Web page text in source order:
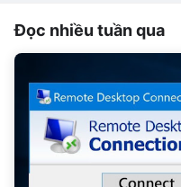
Đọc nhiều tuần qua